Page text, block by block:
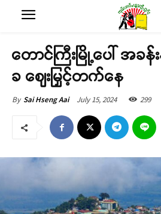
တောင်ကြီးမြို့ပေါ် အခန်
ခ ဈေးမြှင့်တက်နေ
By Sai Hseng Aai July 15, 2024 299